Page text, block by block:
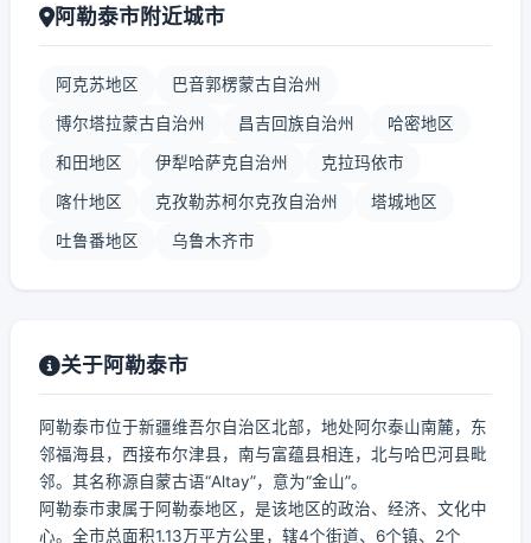
阿勒泰市附近城市
阿克苏地区 巴音郭楞蒙古自治州
博尔塔拉蒙古自治州 昌吉回族自治州 哈密地区
和田地区 伊犁哈萨克自治州 克拉玛依市
喀什地区 克孜勒苏柯尔克孜自治州 塔城地区
吐鲁番地区 乌鲁木齐市
关于阿勒泰市
阿勒泰市位于新疆维吾尔自治区北部，地处阿尔泰山南麓，东
邻福海县，西接布尔津县，南与富蕴县相连，北与哈巴河县毗
邻。其名称源自蒙古语“Altay”，意为“金山”。
阿勒泰市隶属于阿勒泰地区，是该地区的政治、经济、文化中
心。全市总面积1.13万平方公里，辖4个街道、6个镇、2个